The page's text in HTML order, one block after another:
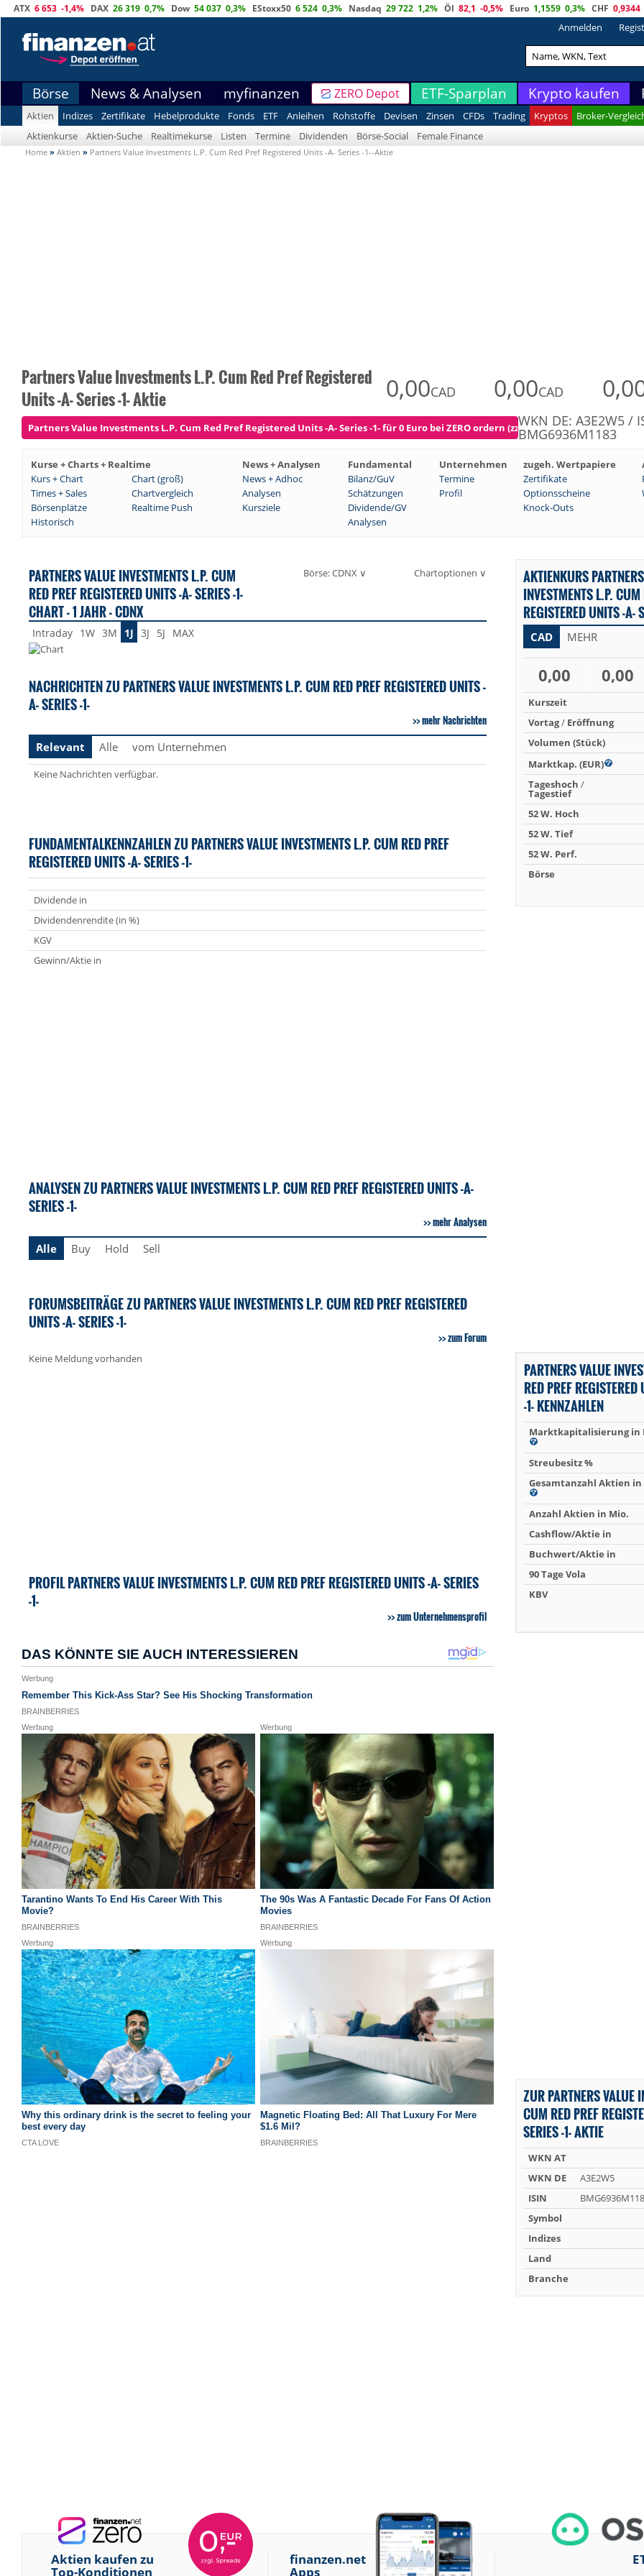
ATX 6 653 -1,4% DAX 26 319 0,7% Dow 54 037 0,3% EStoxx50 6 524 0,3% Nasdaq 29 722 1,2% Öl 82,1 -0,5% Euro 1,1559 0,3% CHF 0,9344
Anmelden
Börse News & Analysen myfinanzen ZERO Depot ETF-Sparplan Krypto kaufen
Aktien Indizes Zertifikate Hebelprodukte Fonds ETF Anleihen Rohstoffe Devisen Zinsen CFDs Trading Kryptos
Broker-
Aktienkurse
Aktien-Suche Realtimekurse Listen Termine Dividenden Börse-Social Female Finance
Home » Aktien » Partners Value Investments L.P. Cum Red Pref Registered Units -A- Series -1--Aktie
Partners Value Investments L.P. Cum Red Pref Registered
Units -A- Series -1- Aktie
0,00CAD 0,00CAD
Partners Value Investments L.P. Cum Red Pref Registered Units -A- Series -1- für 0 Euro bei ZERO ordern (zzgl. Spreads)WKN DE: A3E2W5 /
BMG6936M1183
Kurse + Charts + Realtime News + Analysen Fundamental Unternehmen zugeh. Wertpapiere
Kurs + Chart
Chart (groß) News + Adhoc Bilanz/GuV Termine Zertifikate
Times + Sales
Chartvergleich Analysen Schätzungen Profil Optionsscheine
Börsenplätze
Realtime Push Kursziele Dividende/GV
Knock-Outs
Historisch
Analysen
PARTNERS VALUE INVESTMENTS L.P. CUM
RED PREF REGISTERED UNITS -A- SERIES -1-
CHART - 1 JAHR - CDNX
Börse: CDNX ∨ Chartoptionen ∨
Intraday 1W 3M 1J 3J 5J MAX
NACHRICHTEN ZU PARTNERS VALUE INVESTMENTS L.P. CUM RED PREF REGISTERED UNITS -
A- SERIES -1-
mehr Nachrichten
Relevant
Alle vom Unternehmen
Keine Nachrichten verfügbar.
FUNDAMENTALKENNZAHLEN ZU PARTNERS VALUE INVESTMENTS L.P. CUM RED PREF
REGISTERED UNITS -A- SERIES -1-
Dividende in
Dividendenrendite (in %)
KGV
Gewinn/Aktie in
ANALYSEN ZU PARTNERS VALUE INVESTMENTS L.P. CUM RED PREF REGISTERED UNITS -A-
SERIES -1-
mehr Analysen
Alle
Buy Hold Sell
FORUMSBEITRÄGE ZU PARTNERS VALUE INVESTMENTS L.P. CUM RED PREF REGISTERED
UNITS -A- SERIES -1-
zum Forum
Keine Meldung vorhanden
PROFIL PARTNERS VALUE INVESTMENTS L.P. CUM RED PREF REGISTERED UNITS -A- SERIES
-1-
zum Unternehmensprofil
AKTIENKURS
INVESTMENTS L.P. CUM
REGISTERED UNITS -A-
CAD MEHR
0,00 0,00
Kurszeit
Vortag/ Eröffnung
Volumen (Stück)
Marktkap. (EUR)
Tageshoch /
Tagestief
52 W. Hoch
52 W. Tief
52 W. Perf.
Börse
PARTNERS VALUE
RED PREF
-1- KENNZAHLEN
Marktkapitalisierung in
Streubesitz %
Gesamtanzahl Aktien in
Anzahl Aktien in Mio.
Cashflow/Aktie in
Buchwert/Aktie in
90 Tage Vola
KBV
ZUR PARTNERS VALUE
CUM RED PREF
SERIES -1- AKTIE
WKN AT
WKN DE
A3E2W5
ISIN
Symbol
Indizes
Land
Branche
Aktien kaufen zu
Top-Konditionen
finanzen.net
Apps